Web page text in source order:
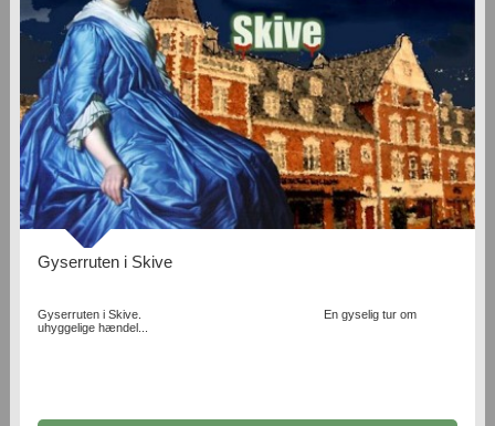
Gyserruten i Skive
Gyserruten i Skive. En gyselig tur om
uhyggelige hændel...